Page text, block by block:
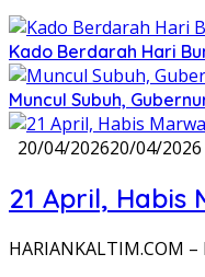
Kado Berdarah Hari
Muncul Subuh,
20/04/202620/04/2026
21 April,
HARIANKALTIM.COM